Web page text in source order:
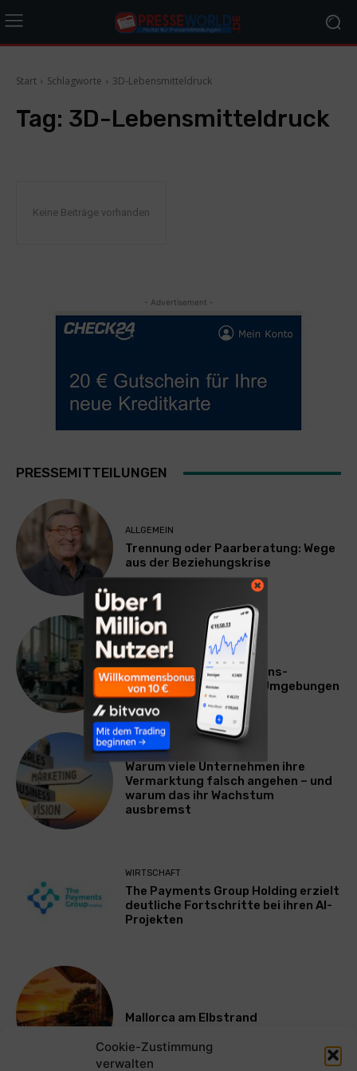
Cookie-Zustimmung
verwalten
Start Schlagworte 3D-Lebensmitteldruck
Tag: 3D-Lebensmitteldruck
Keine Beiträge vorhanden
- Advertisement -
PRESSEMITTEILUNGEN
ALLGEMEIN
Trennung oder Paarberatung: Wege
aus der Beziehungskrise
TECHNIK
SourcingBlox startet
CentaurNexus: Operations-
Plattform für Zscaler-Umgebungen
WERBUNG & MARKETING
Warum viele Unternehmen ihre
Vermarktung falsch angehen – und
warum das ihr Wachstum
ausbremst
WIRTSCHAFT
The Payments Group Holding erzielt
deutliche Fortschritte bei ihren AI-
Projekten
Mallorca am Elbstrand